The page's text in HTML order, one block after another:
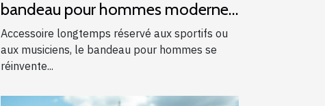
bandeau pour hommes modernes
?
Accessoire longtemps réservé aux sportifs ou
aux musiciens, le bandeau pour hommes se
réinvente...